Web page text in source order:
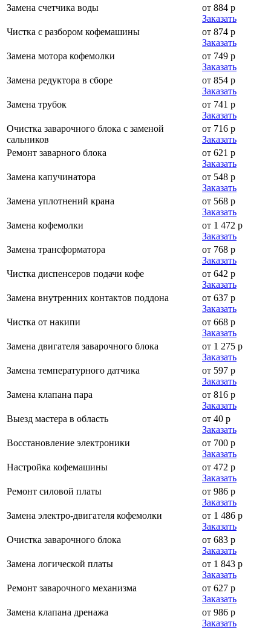
Замена счетчика воды
от 884 р
Заказать
Чистка с разбором кофемашины
от 874 р
Заказать
Замена мотора кофемолки
от 749 р
Заказать
Замена редуктора в сборе
от 854 р
Заказать
Замена трубок
от 741 р
Заказать
Очистка заварочного блока с заменой
сальников
от 716 р
Заказать
Ремонт заварного блока
от 621 р
Заказать
Замена капучинатора
от 548 р
Заказать
Замена уплотнений крана
от 568 р
Заказать
Замена кофемолки
от 1 472 р
Заказать
Замена трансформатора
от 768 р
Заказать
Чистка диспенсеров подачи кофе
от 642 р
Заказать
Замена внутренних контактов поддона
от 637 р
Заказать
Чистка от накипи
от 668 р
Заказать
Замена двигателя заварочного блока
от 1 275 р
Заказать
Замена температурного датчика
от 597 р
Заказать
Замена клапана пара
от 816 р
Заказать
Выезд мастера в область
от 40 р
Заказать
Восстановление электроники
от 700 р
Заказать
Настройка кофемашины
от 472 р
Заказать
Ремонт силовой платы
от 986 р
Заказать
Замена электро-двигателя кофемолки
от 1 486 р
Заказать
Очистка заварочного блока
от 683 р
Заказать
Замена логической платы
от 1 843 р
Заказать
Ремонт заварочного механизма
от 627 р
Заказать
Замена клапана дренажа
от 986 р
Заказать